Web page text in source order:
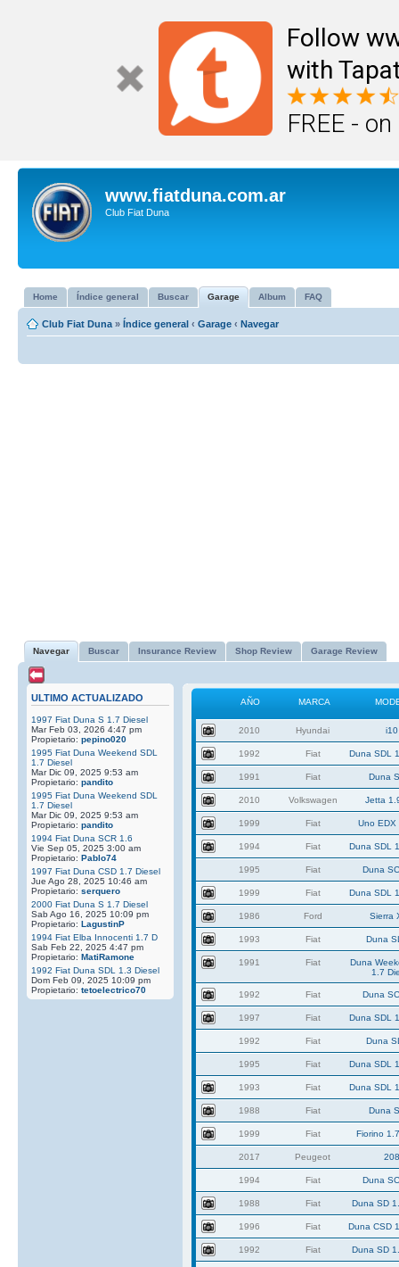
Follow
with
FREE -
www.fiatduna.com.ar
Club Fiat Duna
Home Índice general Buscar Garage Album FAQ
Club Fiat Duna » Índice general ‹ Garage ‹ Navegar
Navegar Buscar Insurance Review Shop Review Garage Review
ULTIMO ACTUALIZADO
1997 Fiat Duna S 1.7 Diesel
Mar Feb 03, 2026 4:47 pm
Propietario: pepino020
1995 Fiat Duna Weekend SDL
1.7 Diesel
Mar Dic 09, 2025 9:53 am
Propietario: pandito
1995 Fiat Duna Weekend SDL
1.7 Diesel
Mar Dic 09, 2025 9:53 am
Propietario: pandito
1994 Fiat Duna SCR 1.6
Vie Sep 05, 2025 3:00 am
Propietario: Pablo74
1997 Fiat Duna CSD 1.7 Diesel
Jue Ago 28, 2025 10:46 am
Propietario: serquero
2000 Fiat Duna S 1.7 Diesel
Sab Ago 16, 2025 10:09 pm
Propietario: LagustinP
1994 Fiat Elba Innocenti 1.7 D
Sab Feb 22, 2025 4:47 pm
Propietario: MatiRamone
1992 Fiat Duna SDL 1.3 Diesel
Dom Feb 09, 2025 10:09 pm
Propietario: tetoelectrico70
AÑO MARCA
2010 Hyundai i10
1992 Fiat Duna SDL
1991 Fiat Duna
2010 Volkswagen Jetta
1999 Fiat Uno EDX
1994 Fiat Duna SDL
1995 Fiat Duna
1999 Fiat Duna SDL
1986 Ford Sierra
1993 Fiat Duna
1991 Fiat
Duna
1.7
1992 Fiat Duna
1997 Fiat Duna SDL
1992 Fiat Duna
1995 Fiat Duna SDL
1993 Fiat Duna SDL
1988 Fiat Duna
1999 Fiat Fiorino
2017 Peugeot
1994 Fiat Duna
1988 Fiat Duna SD
1996 Fiat Duna CSD
1992 Fiat Duna SD